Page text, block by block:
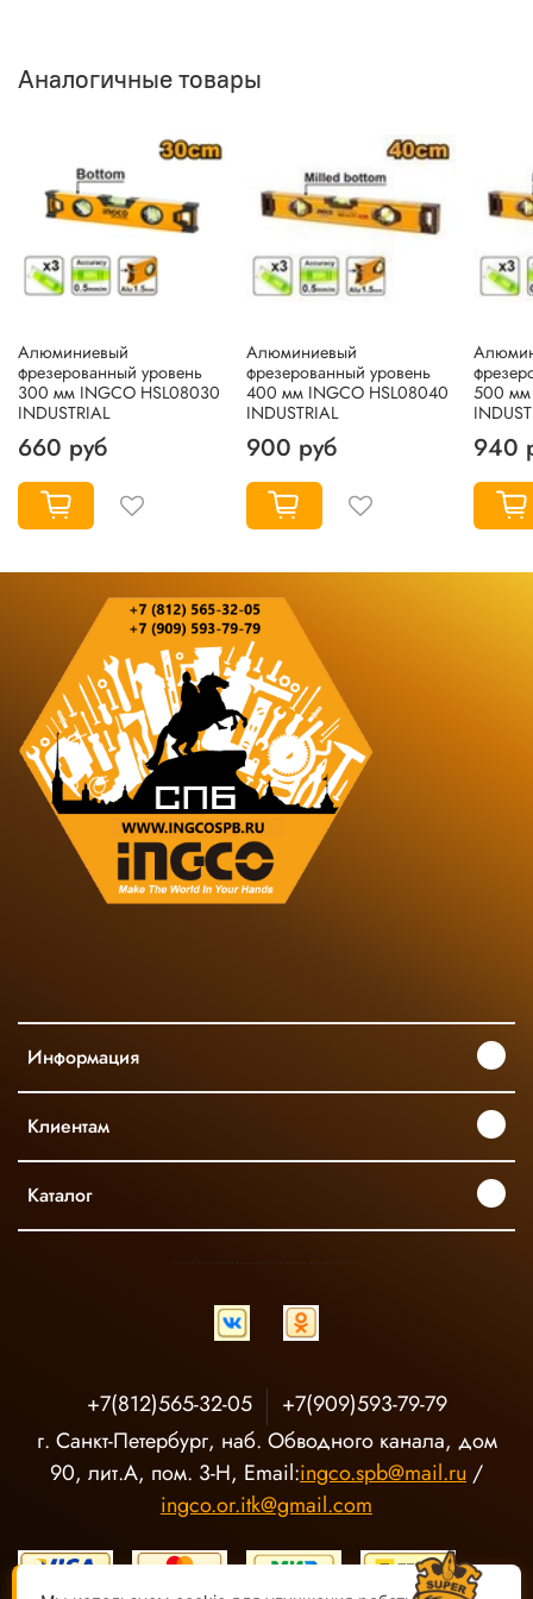
Аналогичные товары
Алюминиевый
фрезерованный уровень
300 мм INGCO HSL08030
INDUSTRIAL
660 руб
Алюминиевый
фрезерованный уровень
400 мм INGCO HSL08040
INDUSTRIAL
900 руб
500 мм
940
Информация
Клиентам
Каталог
+7(812)565-32-05
+7(909)593-79-79
г. Санкт-Петербург, наб. Обводного канала, дом
90, лит.А, пом. 3-Н, Email:ingco.spb@mail.ru /
ingco.or.itk@gmail.com